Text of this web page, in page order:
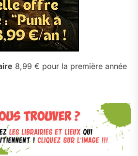
8,99 € pour la première année